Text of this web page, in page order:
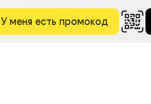
У меня есть промокод